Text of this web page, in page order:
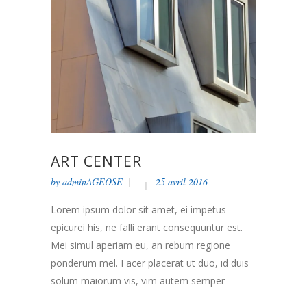
ART CENTER
by adminAGEOSE 25 avril 2016
Lorem ipsum dolor sit amet, ei impetus
epicurei his, ne falli erant consequuntur est.
Mei simul aperiam eu, an rebum regione
ponderum mel. Facer placerat ut duo, id duis
solum maiorum vis, vim autem semper